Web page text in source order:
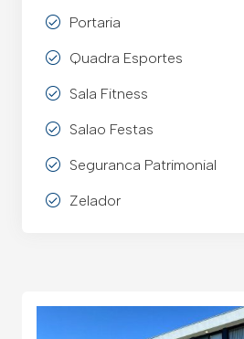
Portaria
Quadra Esportes
Sala Fitness
Salao Festas
Seguranca Patrimonial
Zelador